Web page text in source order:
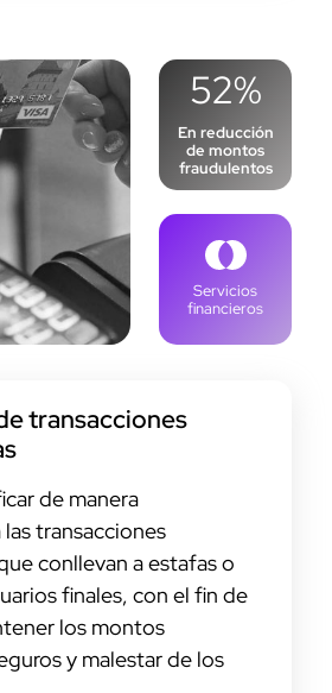
52%
En reducción
de montos
fraudulentos
Servicios
financieros
transacciones
de manera
transacciones
conllevan a estafas o
finales, con el fin de
los montos
y malestar de los